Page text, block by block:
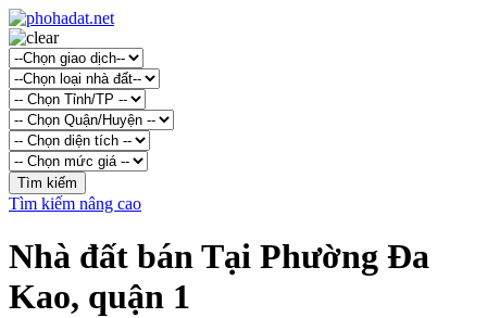
Tìm kiếm nâng cao
Nhà đất bán Tại Phường Đa
Kao, quận 1